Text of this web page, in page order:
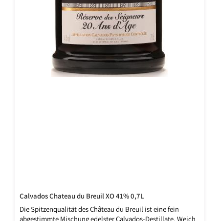
Calvados Chateau du Breuil XO 41% 0,7L
Die Spitzenqualität des Château du Breuil ist eine fein
abgestimmte Mischung edelster Calvados-Destillate. Weich